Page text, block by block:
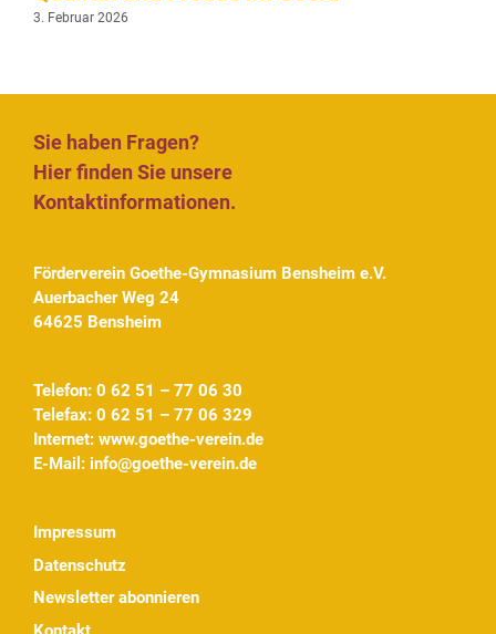
3. Februar 2026
Sie haben Fragen?
Hier finden Sie unsere
Kontaktinformationen.
Förderverein Goethe-Gymnasium Bensheim e.V.
Auerbacher Weg 24
64625 Bensheim
Telefon: 0 62 51 – 77 06 30
Telefax: 0 62 51 – 77 06 329
Internet: www.goethe-verein.de
E-Mail: info@goethe-verein.de
Impressum
Datenschutz
Newsletter abonnieren